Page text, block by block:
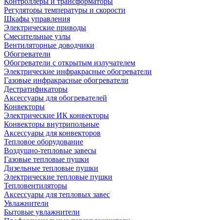
Регуляторы температуры и скорости
Шкафы управления
Электрические приводы
Смесительные узлы
Вентиляторные доводчики
Обогреватели
Обогреватели с открытым излучателем
Электрические инфракрасные обогреватели
Газовые инфракрасные обогреватели
Дестратификаторы
Аксессуары для обогревателей
Конвекторы
Электрические ИК конвекторы
Конвекторы внутрипольные
Аксессуары для конвекторов
Тепловое оборудование
Воздушно-тепловые завесы
Газовые тепловые пушки
Дизельные тепловые пушки
Электрические тепловые пушки
Тепловентиляторы
Аксессуары для тепловых завес
Увлажнители
Бытовые увлажнители